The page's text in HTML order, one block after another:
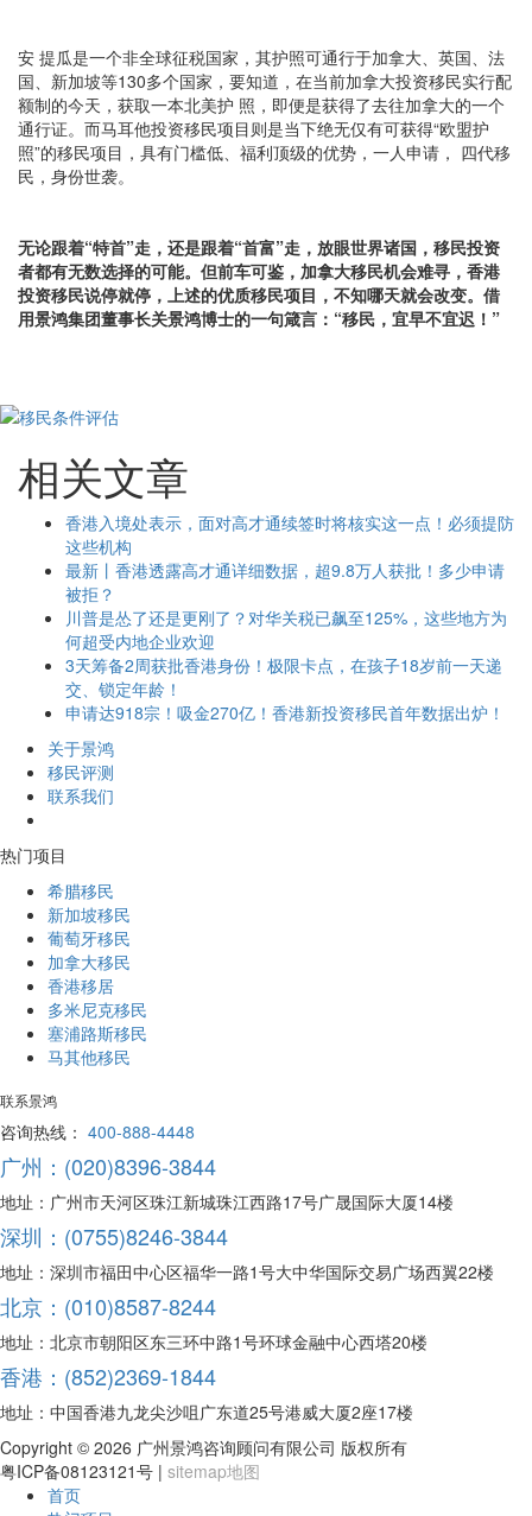
安 提瓜是一个非全球征税国家，其护照可通行于加拿大、英国、法
国、新加坡等130多个国家，要知道，在当前加拿大投资移民实行配
额制的今天，获取一本北美护 照，即便是获得了去往加拿大的一个
通行证。而马耳他投资移民项目则是当下绝无仅有可获得“欧盟护
照”的移民项目，具有门槛低、福利顶级的优势，一人申请， 四代移
民，身份世袭。
无论跟着“特首”走，还是跟着“首富”走，放眼世界诸国，移民投资
者都有无数选择的可能。但前车可鉴，加拿大移民机会难寻，香港
投资移民说停就停，上述的优质移民项目，不知哪天就会改变。借
用景鸿集团董事长关景鸿博士的一句箴言：“移民，宜早不宜迟！”
相关文章
香港入境处表示，面对高才通续签时将核实这一点！必须提防
这些机构
最新丨香港透露高才通详细数据，超9.8万人获批！多少申请
被拒？
川普是怂了还是更刚了？对华关税已飙至125%，这些地方为
何超受内地企业欢迎
3天筹备2周获批香港身份！极限卡点，在孩子18岁前一天递
交、锁定年龄！
申请达918宗！吸金270亿！香港新投资移民首年数据出炉！
关于景鸿
移民评测
联系我们
热门项目
希腊移民
新加坡移民
葡萄牙移民
加拿大移民
香港移居
多米尼克移民
塞浦路斯移民
马其他移民
联系景鸿
咨询热线： 400-888-4448
广州：(020)8396-3844
地址：广州市天河区珠江新城珠江西路17号广晟国际大厦14楼
深圳：(0755)8246-3844
地址：深圳市福田中心区福华一路1号大中华国际交易广场西翼22楼
北京：(010)8587-8244
地址：北京市朝阳区东三环中路1号环球金融中心西塔20楼
香港：(852)2369-1844
地址：中国香港九龙尖沙咀广东道25号港威大厦2座17楼
Copyright © 2026 广州景鸿咨询顾问有限公司 版权所有
粤ICP备08123121号 | sitemap地图
首页